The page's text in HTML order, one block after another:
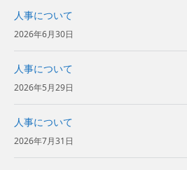
人事について
2026年6月30日
人事について
2026年5月29日
人事について
2026年7月31日